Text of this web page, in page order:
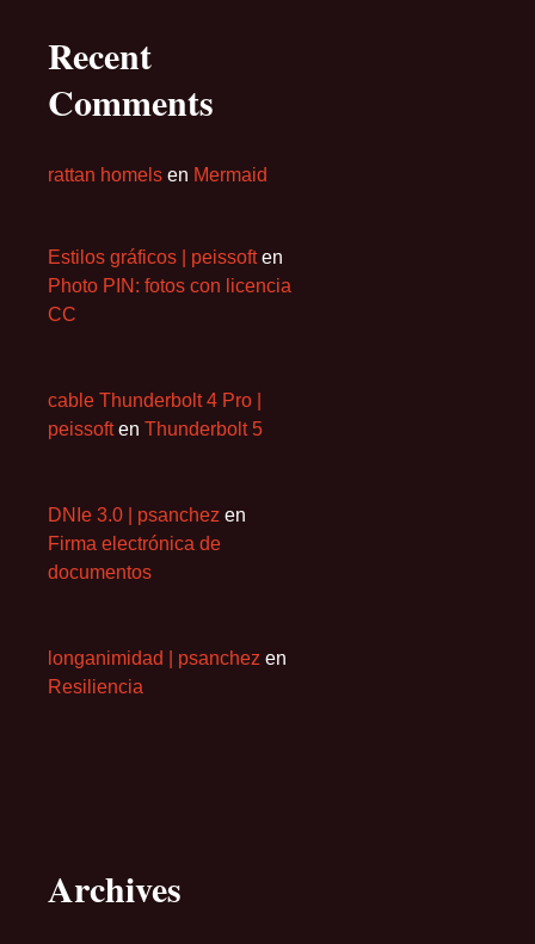
Recent
Comments
rattan homels en Mermaid
Estilos gráficos | peissoften
Photo PIN: fotos con licencia
CC
cable Thunderbolt 4 Pro |
peissoften Thunderbolt 5
DNIe 3.0 | psanchez en
Firma electrónica de
documentos
longanimidad | psanchez en
Resiliencia
Archives